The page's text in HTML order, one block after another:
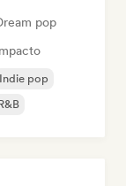
pop
Indie pop